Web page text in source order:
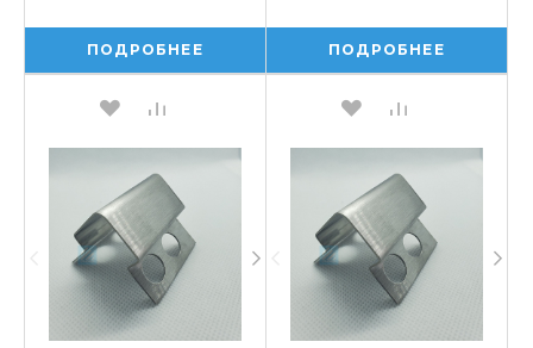
ПОДРОБНЕЕ ПОДРОБНЕЕ